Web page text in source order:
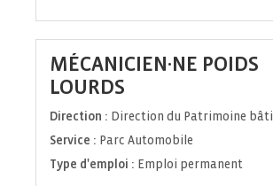
MÉCANICIEN·NE POIDS
LOURDS
fenêtre)
Direction : Direction du Patrimoine bâti
Service : Parc Automobile
Type d'emploi : Emploi permanent